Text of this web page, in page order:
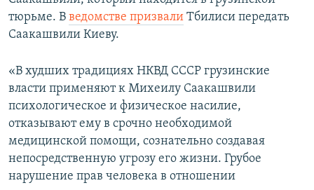
тюрьме. В ведомстве призвали Тбилиси передать
Саакашвили Киеву.
«В худших традициях НКВД СССР грузинские
власти применяют к Михеилу Саакашвили
психологическое и физическое насилие,
отказывают ему в срочно необходимой
медицинской помощи, сознательно создавая
непосредственную угрозу его жизни. Грубое
нарушение прав человека в отношении